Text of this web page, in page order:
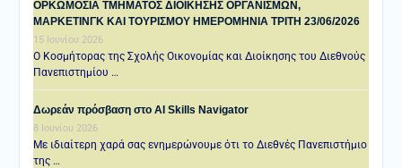
ΟΡΚΩΜΟΣΙΑ ΤΜΗΜΑΤΟΣ ΔΙΟΙΚΗΣΗΣ ΟΡΓΑΝΙΣΜΩΝ,
ΜΑΡΚΕΤΙΝΓΚ ΚΑΙ ΤΟΥΡΙΣΜΟΥ ΗΜΕΡΟΜΗΝΙΑ TΡΙΤΗ 23/06/2026
15 Ιουνίου 2026
Ο Κοσμήτορας της Σχολής Οικονομίας και Διοίκησης του Διεθνούς
Πανεπιστημίου …
Δωρεάν πρόσβαση στο AI Skills Navigator
8 Ιουνίου 2026
Με ιδιαίτερη χαρά σας ενημερώνουμε ότι το Διεθνές Πανεπιστήμιο
της …